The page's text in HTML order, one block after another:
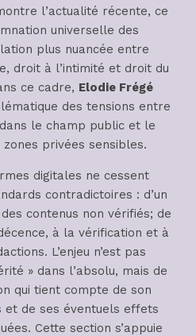
l’actualité récente, ce
universelle des
plus nuancée entre
droit à l’intimité et droit du
ce cadre, Elodie Frégé
des tensions entre
le champ public et le
privées sensibles.
digitales ne cessent
contradictoires : d’un
contenus non vérifiés; de
à la vérification et à
L’enjeu n’est pas
» dans l’absolu, mais de
qui tient compte de son
et de ses éventuels effets
Cette section s’appuie